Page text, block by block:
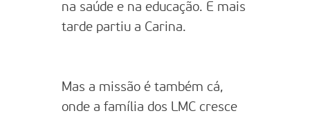
na saúde e na educação. E mais
tarde partiu a Carina.
Mas a missão é também cá,
onde a família dos LMC cresce